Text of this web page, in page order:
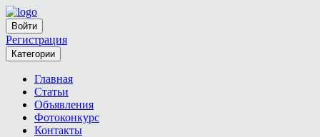
Войти
Регистрация
Категории
Главная
Статьи
Объявления
Фотоконкурс
Контакты